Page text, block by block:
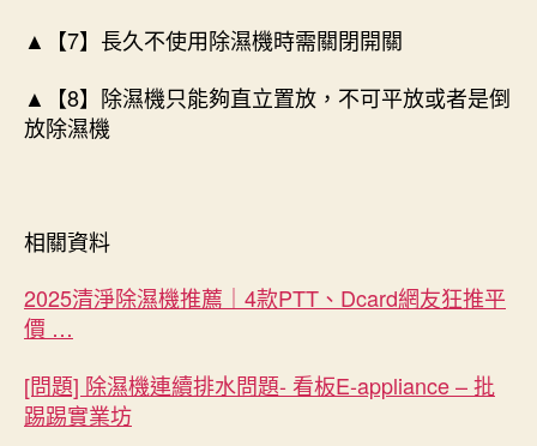
▲【7】長久不使用除濕機時需關閉開關
▲【8】除濕機只能夠直立置放，不可平放或者是倒
放除濕機
相關資料
2025清淨除濕機推薦｜4款PTT、Dcard網友狂推平
價 …
[問題] 除濕機連續排水問題- 看板E-appliance – 批
踢踢實業坊